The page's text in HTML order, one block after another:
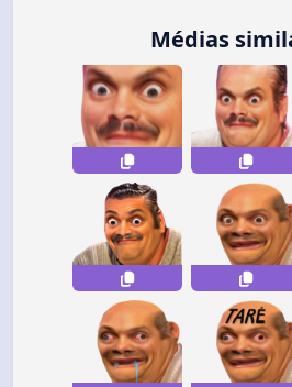
Médias